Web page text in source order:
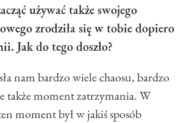
używać także swojego
zrodziła się w tobie dopiero
Jak do tego doszło?
nam bardzo wiele chaosu, bardzo
także moment zatrzymania. W
moment był w jakiś sposób